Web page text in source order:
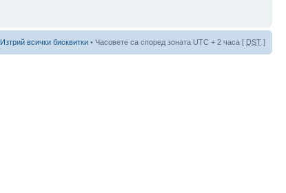
Изтрий всички бисквитки • Часовете са според зоната UTC + 2 часа [ DST ]